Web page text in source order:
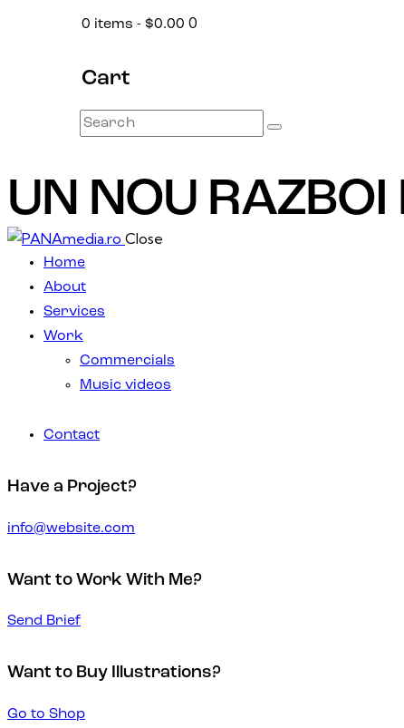
0 items - $0.00 0
Cart
UN NOU RAZBOI
Close
Home
About
Services
Work
Commercials
Music videos
Contact
Have a Project?
info@website.com
Want to Work With Me?
Send Brief
Want to Buy Illustrations?
Go to Shop